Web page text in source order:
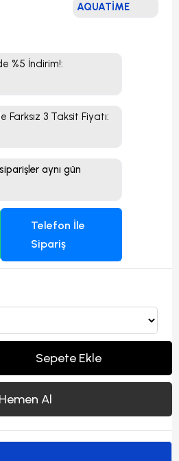
AQUATİME
%5 İndirim!:
Farksız 3 Taksit Fiyatı:
aynı gün
Telefon İle
Sipariş